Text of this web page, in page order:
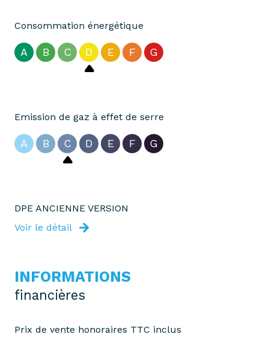
Consommation énergétique
A B C D E F G
Emission de gaz à effet de serre
A B C D E F G
DPE ANCIENNE VERSION
Voir le détail
INFORMATIONS
financières
Prix de vente honoraires TTC inclus